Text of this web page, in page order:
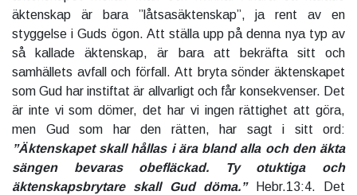
äktenskap är bara ”låtsasäktenskap”, ja rent av en
styggelse i Guds ögon. Att ställa upp på denna nya typ av
så kallade äktenskap, är bara att bekräfta sitt och
samhällets avfall och förfall. Att bryta sönder äktenskapet
som Gud har instiftat är allvarligt och får konsekvenser. Det
är inte vi som dömer, det har vi ingen rättighet att göra,
men Gud som har den rätten, har sagt i sitt ord:
”Äktenskapet skall hållas i ära bland alla och den äkta
sängen bevaras obefläckad. Ty otuktiga och
äktenskapsbrytare skall Gud döma.”Hebr.13:4. Det